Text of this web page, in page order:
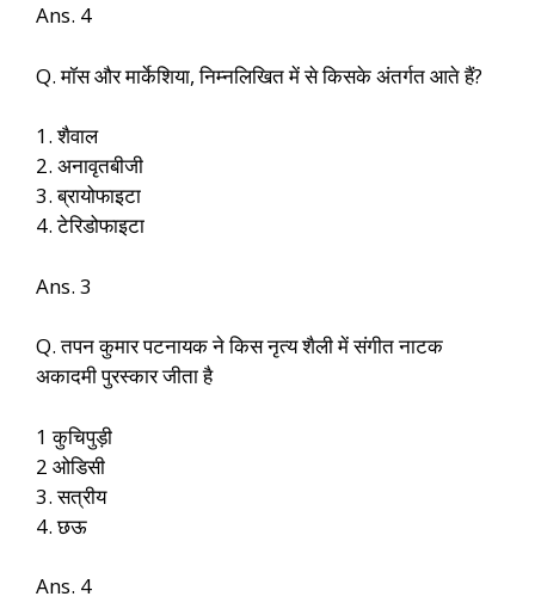
Ans. 4
Q. मॉस और मार्केशिया, निम्नलिखित में से किसके अंतर्गत आते हैं?
1. शैवाल
2. अनावृतबीजी
3. ब्रायोफाइटा
4. टेरिडोफाइटा
Ans. 3
Q. तपन कुमार पटनायक ने किस नृत्य शैली में संगीत नाटक
अकादमी पुरस्कार जीता है
1 कुचिपुड़ी
2 ओडिसी
3. सत्रीय
4. छऊ
Ans. 4